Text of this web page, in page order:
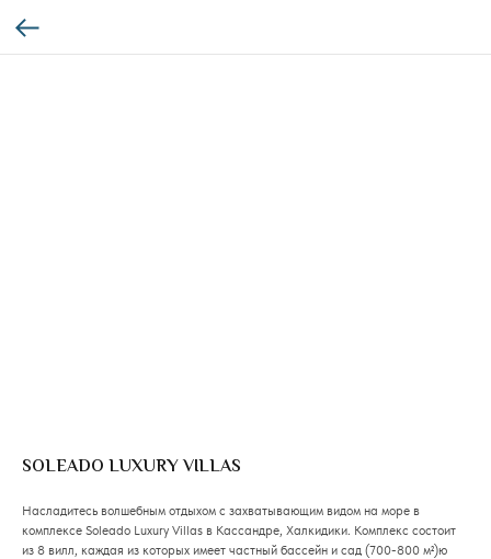
SOLEADO LUXURY VILLAS
Насладитесь волшебным отдыхом с захватывающим видом на море в
комплексе Soleado Luxury Villas в Кассандре, Халкидики. Комплекс состоит
из 8 вилл, каждая из которых имеет частный бассейн и сад (700-800 м²)ю